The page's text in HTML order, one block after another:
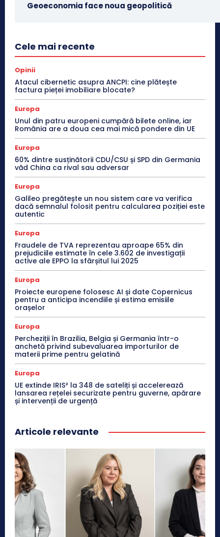
Geoeconomia face noua geopolitică
Cele mai recente
Opinii
Atacul cibernetic asupra ANCPI: cine plătește
factura pieței imobiliare blocate?
Europa
Unul din patru europeni cumpără bilete online, iar
România are a doua cea mai mică pondere din UE
Europa
60% dintre susținătorii CDU/CSU și SPD din Germania
văd China ca rival sau adversar
Europa
Galileo pregătește un nou sistem care va verifica
dacă semnalul folosit pentru calcularea poziției este
autentic
Europa
Fraudele de TVA reprezentau aproape 65% din
prejudiciile estimate în cele 3.602 de investigații
active ale EPPO la sfârșitul lui 2025
Europa
Proiecte europene folosesc AI și date Copernicus
pentru a anticipa incendiile și estima emisiile
orașelor
Europa
Percheziții în Brazilia, Belgia și Germania într-o
anchetă privind subevaluarea importurilor de
materii prime pentru gelatină
Europa
UE extinde IRIS² la 348 de sateliți și accelerează
lansarea rețelei securizate pentru guverne, apărare
și intervenții de urgență
Articole relevante